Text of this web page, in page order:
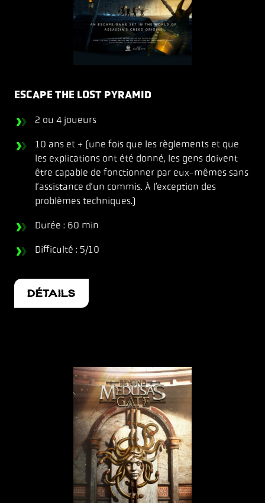
ESCAPE THE LOST PYRAMID
2 ou 4 joueurs
10 ans et + (une fois que les règlements et que
les explications ont été donné, les gens doivent
être capable de fonctionner par eux-mêmes sans
l’assistance d’un commis. À l’exception des
problèmes techniques.)
Durée : 60 min
Difficulté : 5/10
DÉTAILS